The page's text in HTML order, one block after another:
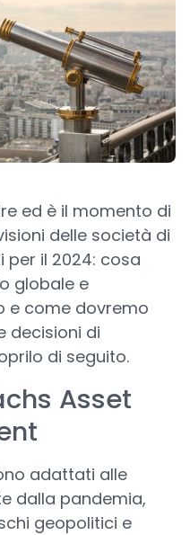
ed è il momento di
delle società di
per il 2024: cosa
globale e
e come dovremo
decisioni di
di seguito.
Asset
adattati alle
dalla pandemia,
geopolitici e